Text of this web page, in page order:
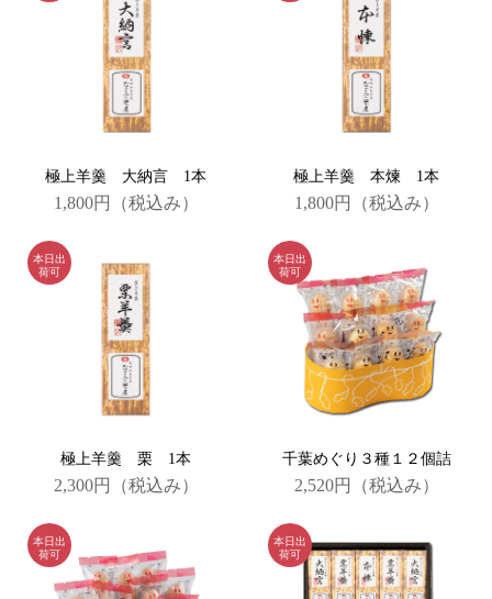
極上羊羹 大納言 1本
1,800円 （税込み）
極上羊羹 本煉 1本
1,800円 （税込み）
極上羊羹 栗 1本
2,300円 （税込み）
千葉めぐり３種１２個詰
2,520円 （税込み）